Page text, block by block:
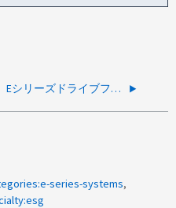
Eシリーズドライブファームウェアパッケージの選択
series-systems